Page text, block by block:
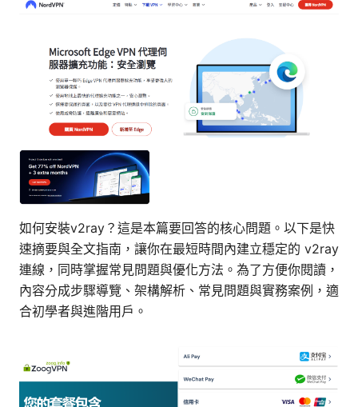
如何安裝v2ray？這是本篇要回答的核心問題。以下是快
速摘要與全文指南，讓你在最短時間內建立穩定的 v2ray
連線，同時掌握常見問題與優化方法。為了方便你閱讀，
內容分成步驟導覽、架構解析、常見問題與實務案例，適
合初學者與進階用戶。